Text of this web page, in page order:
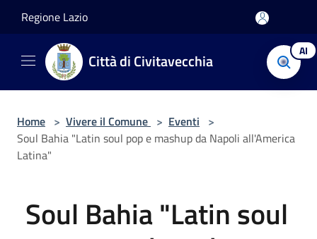
Regione Lazio
Città di Civitavecchia AI
Home > Vivere il Comune > Eventi >
Soul Bahia "Latin soul pop e mashup da Napoli all'America
Latina"
Soul Bahia "Latin soul